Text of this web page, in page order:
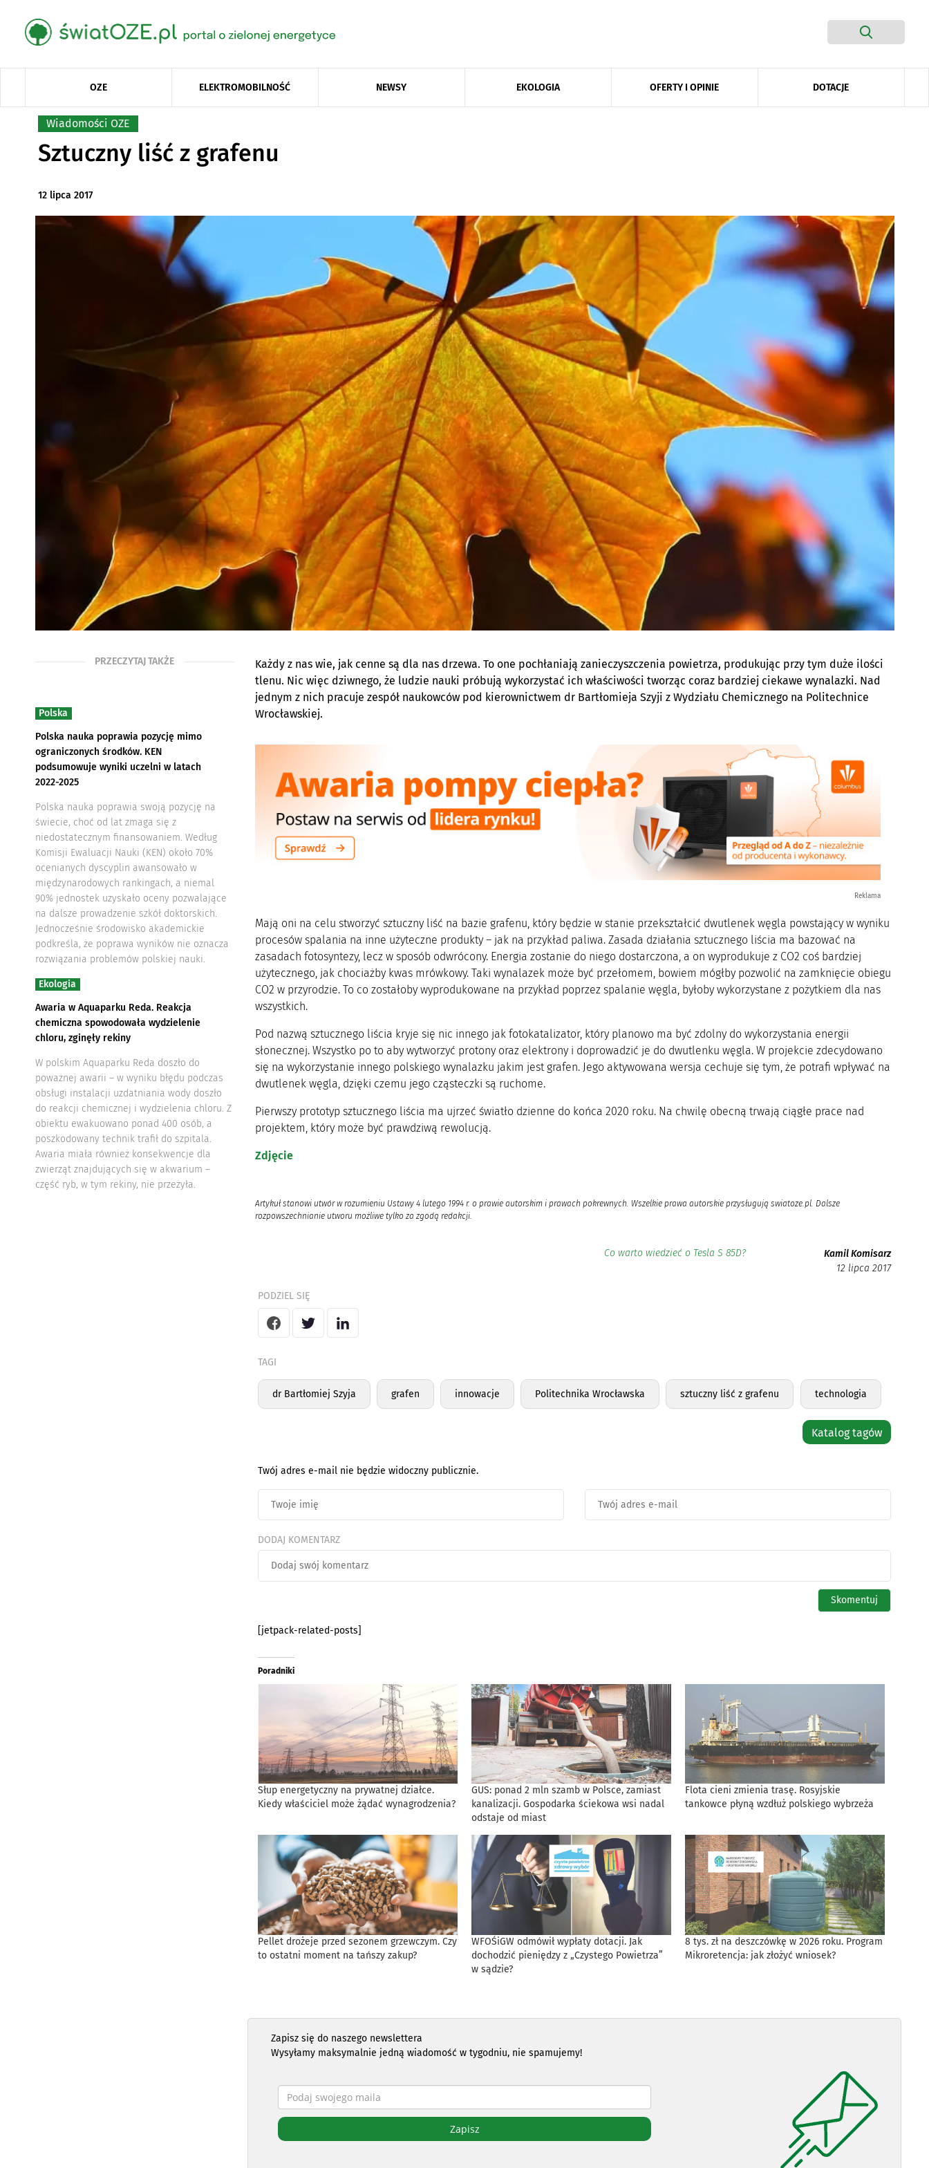
OZE ELEKTROMOBILNOŚĆ NEWSY EKOLOGIA OFERTY I OPINIE DOTACJE
Wiadomości OZE
Sztuczny liść z grafenu
12 lipca 2017
PRZECZYTAJ TAKŻE
Polska
Polska nauka poprawia pozycję mimo
ograniczonych środków. KEN
podsumowuje wyniki uczelni w latach
2022-2025
Polska nauka poprawia swoją pozycję na
świecie, choć od lat zmaga się z
niedostatecznym finansowaniem. Według
Komisji Ewaluacji Nauki (KEN) około 70%
ocenianych dyscyplin awansowało w
międzynarodowych rankingach, a niemal
90% jednostek uzyskało oceny pozwalające
na dalsze prowadzenie szkół doktorskich.
Jednocześnie środowisko akademickie
podkreśla, że poprawa wyników nie oznacza
rozwiązania problemów polskiej nauki.
Ekologia
Awaria w Aquaparku Reda. Reakcja
chemiczna spowodowała wydzielenie
chloru, zginęły rekiny
W polskim Aquaparku Reda doszło do
poważnej awarii – w wyniku błędu podczas
obsługi instalacji uzdatniania wody doszło
do reakcji chemicznej i wydzielenia chloru. Z
obiektu ewakuowano ponad 400 osób, a
poszkodowany technik trafił do szpitala.
Awaria miała również konsekwencje dla
zwierząt znajdujących się w akwarium –
część ryb, w tym rekiny, nie przeżyła.
Każdy z nas wie, jak cenne są dla nas drzewa. To one pochłaniają zanieczyszczenia powietrza, produkując przy tym duże ilości
tlenu. Nic więc dziwnego, że ludzie nauki próbują wykorzystać ich właściwości tworząc coraz bardziej ciekawe wynalazki. Nad
jednym z nich pracuje zespół naukowców pod kierownictwem dr Bartłomieja Szyji z Wydziału Chemicznego na Politechnice
Wrocławskiej.
Reklama
Mają oni na celu stworzyć sztuczny liść na bazie grafenu, który będzie w stanie przekształcić dwutlenek węgla powstający w wyniku
procesów spalania na inne użyteczne produkty – jak na przykład paliwa. Zasada działania sztucznego liścia ma bazować na
zasadach fotosyntezy, lecz w sposób odwrócony. Energia zostanie do niego dostarczona, a on wyprodukuje z CO2 coś bardziej
użytecznego, jak chociażby kwas mrówkowy. Taki wynalazek może być przełomem, bowiem mógłby pozwolić na zamknięcie obiegu
CO2 w przyrodzie. To co zostałoby wyprodukowane na przykład poprzez spalanie węgla, byłoby wykorzystane z pożytkiem dla nas
wszystkich.
Pod nazwą sztucznego liścia kryje się nic innego jak fotokatalizator, który planowo ma być zdolny do wykorzystania energii
słonecznej. Wszystko po to aby wytworzyć protony oraz elektrony i doprowadzić je do dwutlenku węgla. W projekcie zdecydowano
się na wykorzystanie innego polskiego wynalazku jakim jest grafen. Jego aktywowana wersja cechuje się tym, że potrafi wpływać na
dwutlenek węgla, dzięki czemu jego cząsteczki są ruchome.
Pierwszy prototyp sztucznego liścia ma ujrzeć światło dzienne do końca 2020 roku. Na chwilę obecną trwają ciągłe prace nad
projektem, który może być prawdziwą rewolucją.
Zdjęcie
Artykuł stanowi utwór w rozumieniu Ustawy 4 lutego 1994 r. o prawie autorskim i prawach pokrewnych. Wszelkie prawa autorskie przysługują swiatoze.pl. Dalsze
rozpowszechnianie utworu możliwe tylko za zgodą redakcji.
Co warto wiedzieć o Tesla S 85D?
Kamil Komisarz
12 lipca 2017
PODZIEL SIĘ
TAGI
dr Bartłomiej Szyja grafen innowacje Politechnika Wrocławska sztuczny liść z grafenu technologia
Katalog tagów
Twój adres e-mail nie będzie widoczny publicznie.
DODAJ KOMENTARZ
[jetpack-related-posts]
Poradniki
Słup energetyczny na prywatnej działce.
Kiedy właściciel może żądać wynagrodzenia?
GUS: ponad 2 mln szamb w Polsce, zamiast
kanalizacji. Gospodarka ściekowa wsi nadal
odstaje od miast
Flota cieni zmienia trasę. Rosyjskie
tankowce płyną wzdłuż polskiego wybrzeża
Pellet drożeje przed sezonem grzewczym. Czy
to ostatni moment na tańszy zakup?
WFOŚiGW odmówił wypłaty dotacji. Jak
dochodzić pieniędzy z „Czystego Powietrza”
w sądzie?
8 tys. zł na deszczówkę w 2026 roku. Program
Mikroretencja: jak złożyć wniosek?
Zapisz się do naszego newslettera
Wysyłamy maksymalnie jedną wiadomość w tygodniu, nie spamujemy!